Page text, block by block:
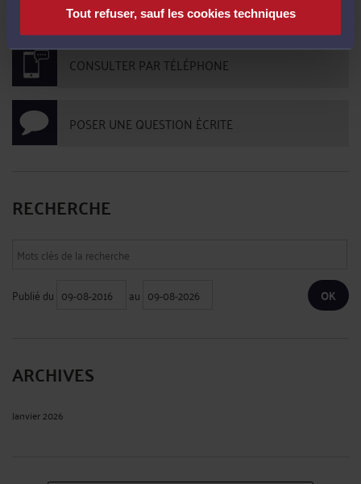
Tout refuser, sauf les cookies techniques
CONSULTER PAR VIDÉO
CONSULTER PAR TÉLÉPHONE
POSER UNE QUESTION ÉCRITE
RECHERCHE
Publié du au
ARCHIVES
Janvier 2026